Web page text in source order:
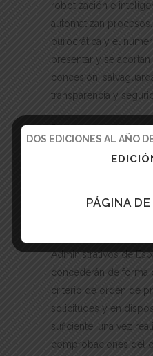
robotización e
automatizan
burocrática y el
presentar y se
concesión,
transparencia y
De cara a lograr
acuerdos de
Notariado, el Colegio
Administrativos de
concederán de forma
criterio de orden de
solicitudes y en
suficiente, una vez
comprobaciones del
DOS EDICIONES AL AÑO
PÁGINA